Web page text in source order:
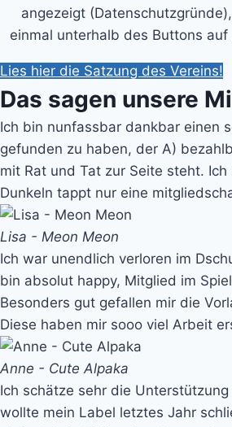
angezeigt
einmal unterhalb des Buttons auf
Lies hier die Satzung des Vereins!
Das sagen unsere
Ich bin nunfassbar dankbar einen
gefunden zu haben, der A)
mit Rat und Tat zur Seite steht.
Dunkeln tappt nur eine
Lisa - Meon Meon
Ich war unendlich verloren im
bin absolut happy, Mitglied im
Besonders gut gefallen mir die
Diese haben mir sooo viel Arbeit
Anne - Cute Alpaka
Ich schätze sehr die
wollte mein Label letztes Jahr